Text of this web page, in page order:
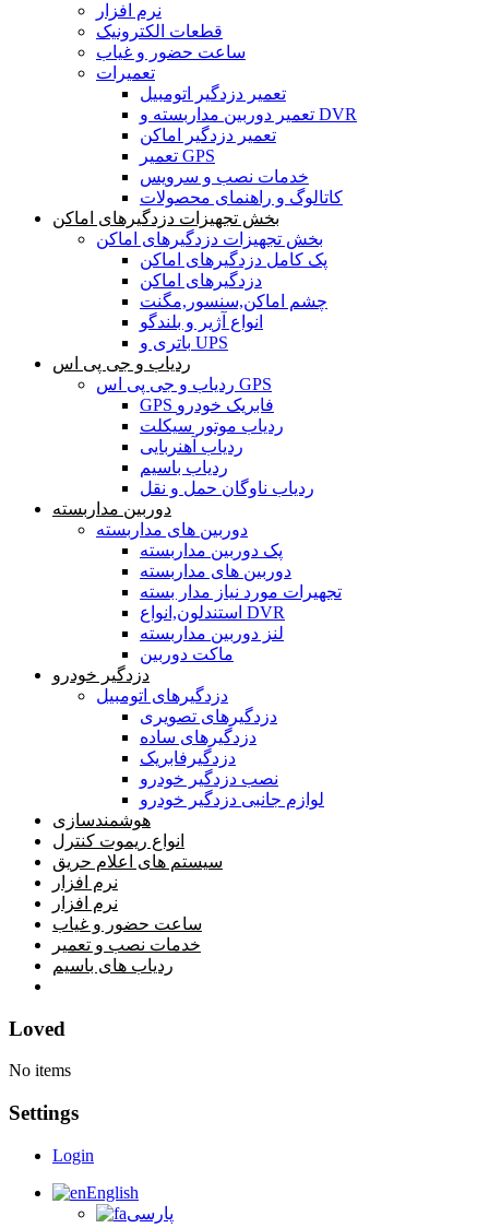
نرم افزار
قطعات الکترونیک
ساعت حضور و غیاب
تعمیرات
تعمیر دزدگیر اتومبیل
تعمیر دوربین مداربسته و DVR
تعمیر دزدگیر اماکن
تعمیر GPS
خدمات نصب و سرویس
کاتالوگ و راهنمای محصولات
بخش تجهیزات دزدگیرهای اماکن
بخش تجهیزات دزدگیرهای اماکن
پک کامل دزدگیرهای اماکن
دزدگیرهای اماکن
چشم اماکن,سنسور,مگنت
انواع آژیر و بلندگو
باتری و UPS
ردیاب و جی پی اس
ردیاب و جی پی اس GPS
GPS فابریک خودرو
ردیاب موتور سیکلت
ردیاب آهنربایی
ردیاب باسیم
ردیاب ناوگان حمل و نقل
دوربین مداربسته
دوربین های مداربسته
پک دوربین مداربسته
دوربین های مداربسته
تجهیرات مورد نیاز مدار بسته
استندلون,انواع DVR
لنز دوربین مداربسته
ماکت دوربین
دزدگیر خودرو
دزدگیرهای اتومبیل
دزدگیرهای تصویری
دزدگیرهای ساده
دزدگیرفابریک
نصب دزدگیر خودرو
لوازم جانبی دزدگیر خودرو
هوشمندسازی
انواع ریموت کنترل
سیستم های اعلام حریق
نرم افزار
نرم افزار
ساعت حضور و غیاب
خدمات نصب و تعمیر
ردیاب های باسیم
Loved
No items
Settings
Login
English
پارسی